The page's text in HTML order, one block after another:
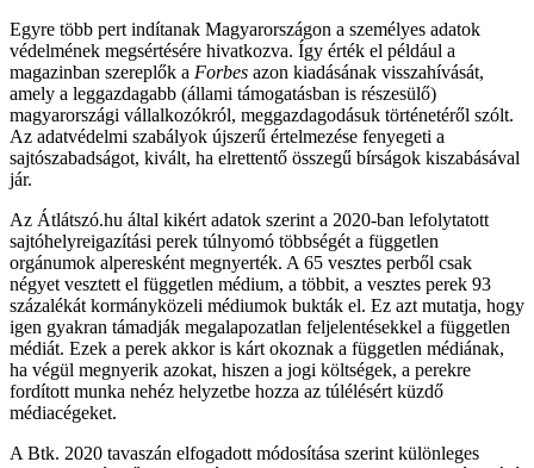
Egyre több pert indítanak Magyarországon a személyes adatok
védelmének megsértésére hivatkozva. Így érték el például a
magazinban szereplők a Forbes azon kiadásának visszahívását,
amely a leggazdagabb (állami támogatásban is részesülő)
magyarországi vállalkozókról, meggazdagodásuk történetéről szólt.
Az adatvédelmi szabályok újszerű értelmezése fenyegeti a
sajtószabadságot, kivált, ha elrettentő összegű bírságok kiszabásával
jár.
Az Átlátszó.hu által kikért adatok szerint a 2020-ban lefolytatott
sajtóhelyreigazítási perek túlnyomó többségét a független
orgánumok alperesként megnyerték. A 65 vesztes perből csak
négyet vesztett el független médium, a többit, a vesztes perek 93
százalékát kormányközeli médiumok bukták el. Ez azt mutatja, hogy
igen gyakran támadják megalapozatlan feljelentésekkel a független
médiát. Ezek a perek akkor is kárt okoznak a független médiának,
ha végül megnyerik azokat, hiszen a jogi költségek, a perekre
fordított munka nehéz helyzetbe hozza az túlélésért küzdő
médiacégeket.
A Btk. 2020 tavaszán elfogadott módosítása szerint különleges